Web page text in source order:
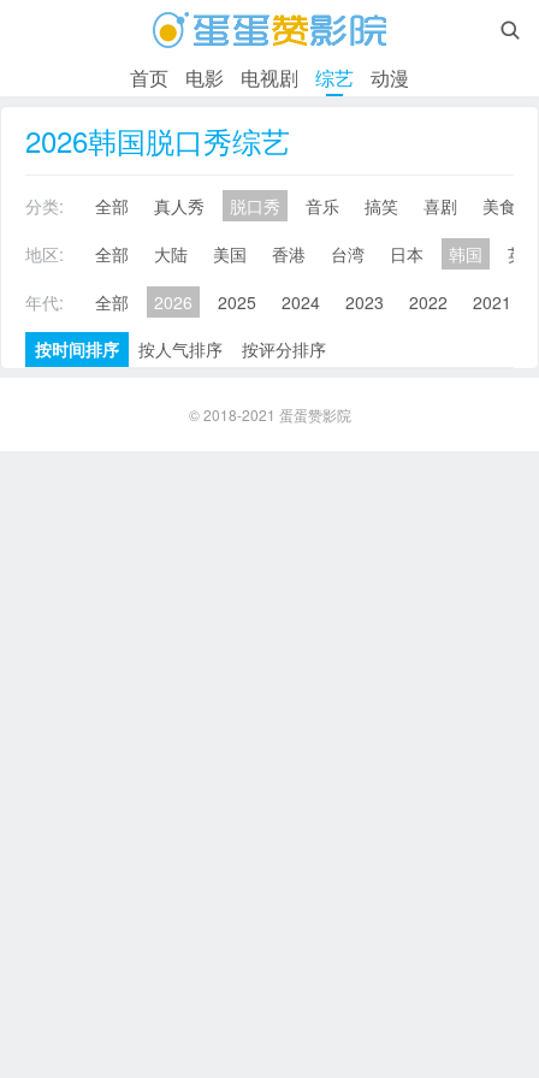

首页 电影 电视剧 综艺 动漫
2026韩国脱口秀综艺
分类: 全部 真人秀 脱口秀 音乐 搞笑 喜剧
美食
地区:
全部 大陆 美国 香港 台湾 日本 韩国
英
年代:
全部 2026 2025 2024 2023 2022 2021
按时间排序
按人气排序 按评分排序
© 2018-2021 蛋蛋赞影院